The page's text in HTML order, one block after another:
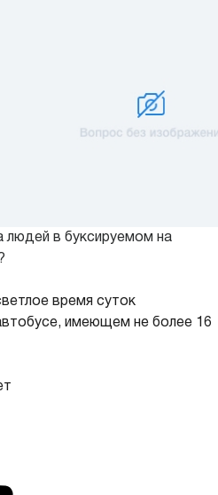
людей в буксируемом на
время суток
имеющем не более 16